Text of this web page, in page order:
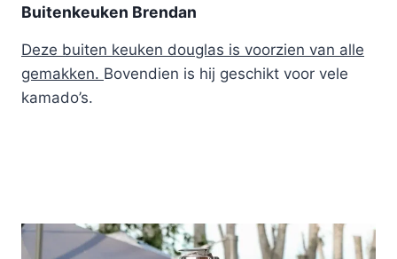
Buitenkeuken Brendan
Deze buiten keuken douglas is voorzien van alle
gemakken. Bovendien is hij geschikt voor vele
kamado’s.